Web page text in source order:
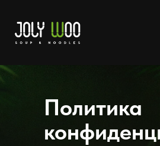
Политика